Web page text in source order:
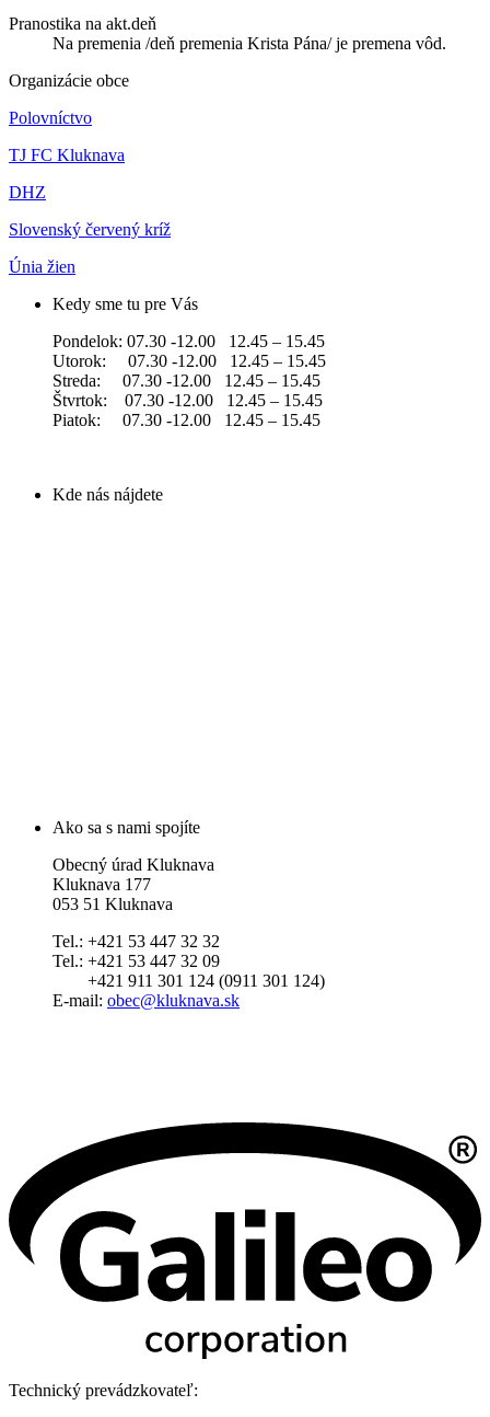
Pranostika na akt.deň
Na premenia /deň premenia Krista Pána/ je premena vôd.
Organizácie obce
Polovníctvo
TJ FC Kluknava
DHZ
Slovenský červený kríž
Únia žien
Kedy sme tu pre Vás
Pondelok: 07.30 -12.00 12.45 – 15.45
Utorok: 07.30 -12.00 12.45 – 15.45
Streda: 07.30 -12.00 12.45 – 15.45
Štvrtok: 07.30 -12.00 12.45 – 15.45
Piatok: 07.30 -12.00 12.45 – 15.45
Kde nás nájdete
Ako sa s nami spojíte
Obecný úrad Kluknava
Kluknava 177
053 51 Kluknava
Tel.: +421 53 447 32 32
Tel.: +421 53 447 32 09
+421 911 301 124 (0911 301 124)
E-mail: obec@kluknava.sk
Technický prevádzkovateľ: